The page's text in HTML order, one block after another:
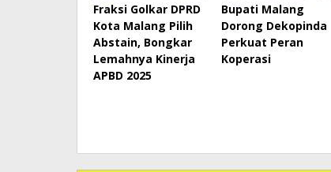
Fraksi Golkar DPRD
Kota Malang Pilih
Abstain, Bongkar
Lemahnya Kinerja
APBD 2025
Bupati Malang
Dorong Dekopinda
Perkuat Peran
Koperasi